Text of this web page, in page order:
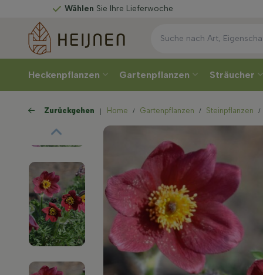
WählenSie Ihre Lieferwoche
Heckenpflanzen Gartenpflanzen Sträucher
Zurückgehen Home Gartenpflanzen Steinpflanzen